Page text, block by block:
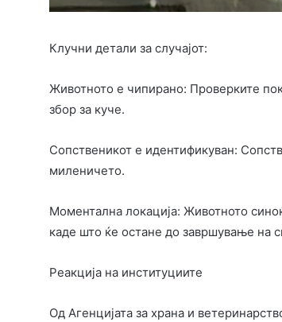
Клучни детали за случајот:
Животното е чипирано: Проверките
збор за куче.
Сопственикот е идентификуван:
миленичето.
Моментална локација: Животното
каде што ќе остане до завршување на
Реакција на институциите
Од Агенцијата за храна и